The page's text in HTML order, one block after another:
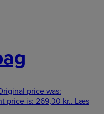
price was:
price is: 269,00 kr.. Læs